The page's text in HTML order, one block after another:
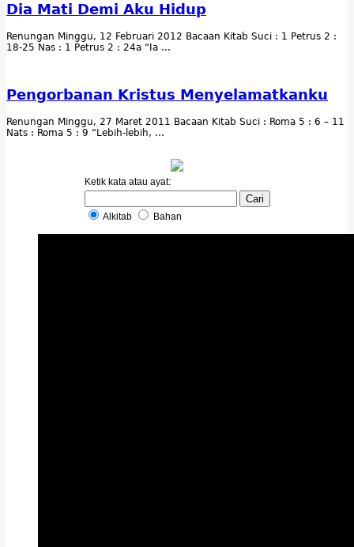
Dia Mati Demi Aku Hidup
Renungan Minggu, 12 Februari 2012 Bacaan Kitab Suci : 1 Petrus 2 :
18-25 Nas : 1 Petrus 2 : 24a “Ia …
Pengorbanan Kristus Menyelamatkanku
Renungan Minggu, 27 Maret 2011 Bacaan Kitab Suci : Roma 5 : 6 – 11
Nats : Roma 5 : 9 “Lebih-lebih, …
Ketik kata atau ayat:
Alkitab Bahan